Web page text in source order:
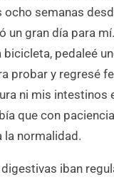
ocho semanas
un gran día para
bicicleta, pedaleé
probar y regresé
ni mis intestinos
que con
la normalidad.
iban